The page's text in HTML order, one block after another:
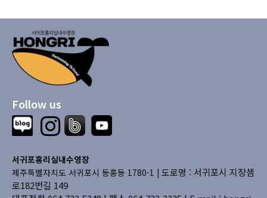
Follow us
서귀포홍리실내수영장
제주특별자치도 서귀포시 동홍동 1780-1 | 도로명 : 서귀포시 지장샘
로182번길 149